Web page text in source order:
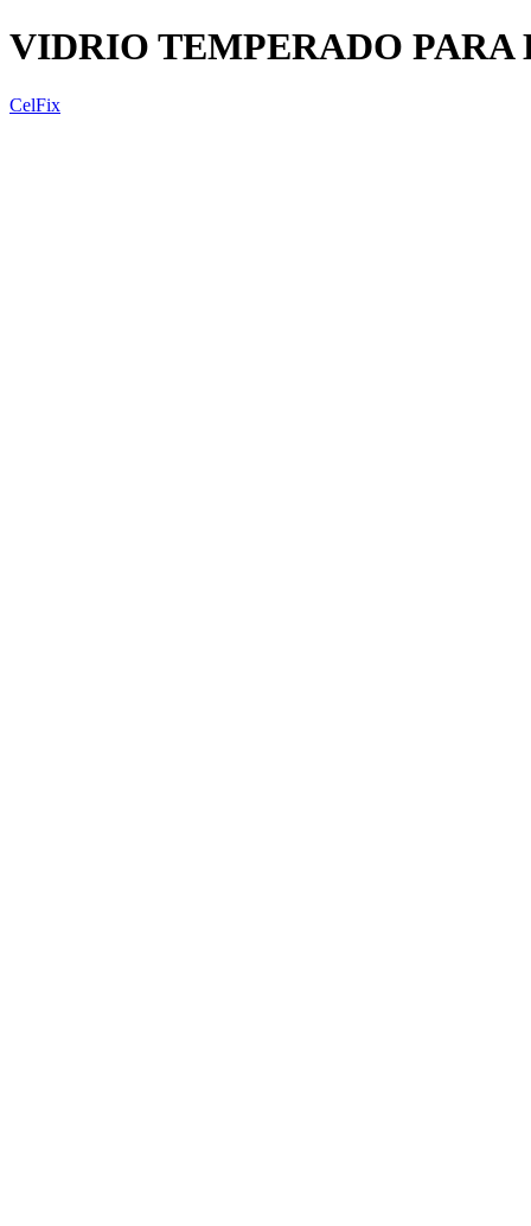
VIDRIO TEMPERADO PARA
CelFix